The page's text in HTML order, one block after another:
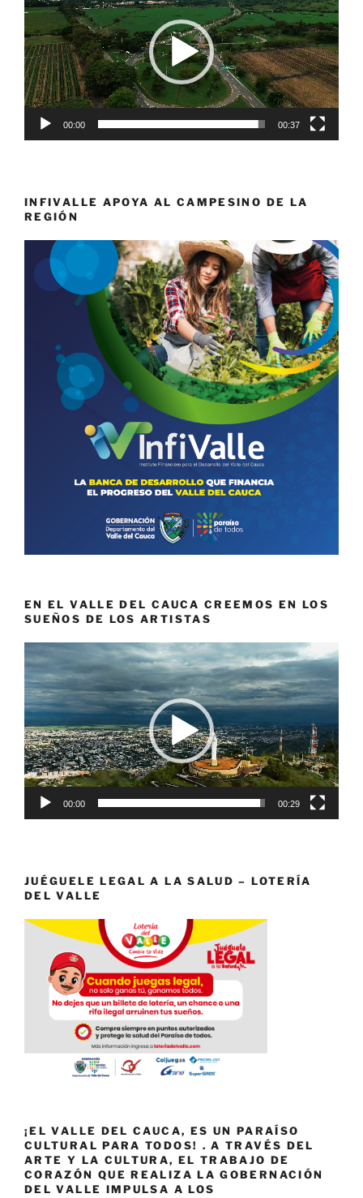
vídeo
00:00 00:37
INFIVALLE APOYA AL CAMPESINO DE LA
REGIÓN
EN EL VALLE DEL CAUCA CREEMOS EN LOS
SUEÑOS DE LOS ARTISTAS
Reproductor
de
vídeo
00:00 00:29
JUÉGUELE LEGAL A LA SALUD – LOTERÍA
DEL VALLE
¡EL VALLE DEL CAUCA, ES UN PARAÍSO
CULTURAL PARA TODOS! . A TRAVÉS DEL
ARTE Y LA CULTURA, EL TRABAJO DE
CORAZÓN QUE REALIZA LA GOBERNACIÓN
DEL VALLE IMPULSA A LOS